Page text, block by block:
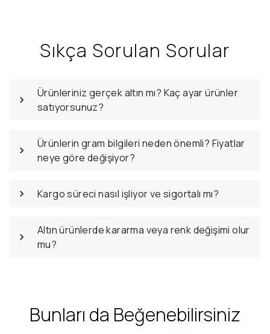
Sıkça Sorulan Sorular
Ürünleriniz gerçek altın mı? Kaç ayar ürünler
satıyorsunuz?
Ürünlerin gram bilgileri neden önemli? Fiyatlar
neye göre değişiyor?
Kargo süreci nasıl işliyor ve sigortalı mı?
Altın ürünlerde kararma veya renk değişimi olur
mu?
Bunları da Beğenebilirsiniz